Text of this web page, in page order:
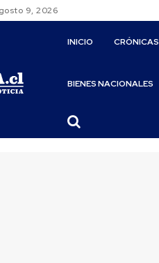
9, 2026
INICIO CRÓNICAS
BIENES NACIONALES